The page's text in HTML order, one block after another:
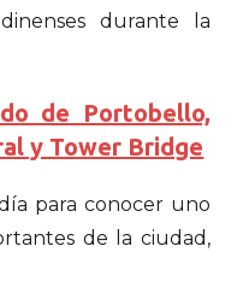
durante la
de Portobello,
y Tower Bridge
para conocer uno
de la ciudad,